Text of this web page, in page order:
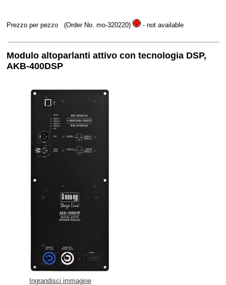
Prezzo per pezzo (Order No. mo-320220) - not available
Modulo altoparlanti attivo con tecnologia DSP,
AKB-400DSP
Ingrandisci immagine